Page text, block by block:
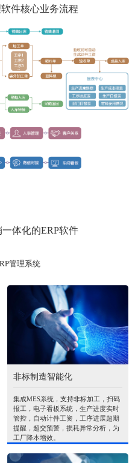
件核心业务流程
体化的ERP软件
管理系统
非标制造智能化
集成MES系统，支持非标加工，扫码
报工，电子看板系统，生产进度实时
管控，自动计件工资，工序进展超期
提醒，超交预警，损耗异常分析，为
工厂降本增效。